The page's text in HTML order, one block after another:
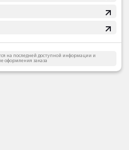
на последней доступной информации и
оформления заказа